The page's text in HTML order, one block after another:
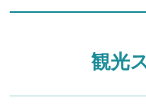
観光